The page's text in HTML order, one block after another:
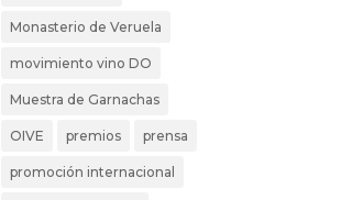
Monasterio de Veruela
movimiento vino DO
Muestra de Garnachas
OIVE premios prensa
promoción internacional